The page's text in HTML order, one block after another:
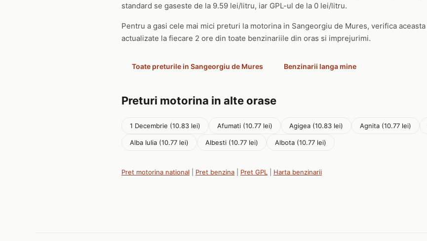
standard se gaseste de la 9.59 lei/litru, iar GPL-ul de la 0 lei/litru.
Pentru a gasi cele mai mici preturi la motorina in Sangeorgiu de Mures, verifica
actualizate la fiecare 2 ore din toate benzinariile din oras si imprejurimi.
Toate preturile in Sangeorgiu de Mures Benzinarii langa mine
Preturi motorina in alte orase
1 Decembrie (10.83 lei) Afumati (10.77 lei) Agigea (10.83 lei) Agnita (10.77 lei)
Alba Iulia (10.77 lei) Albesti (10.77 lei) Albota (10.77 lei)
Pret motorina national Pret benzina Pret GPL Harta benzinarii